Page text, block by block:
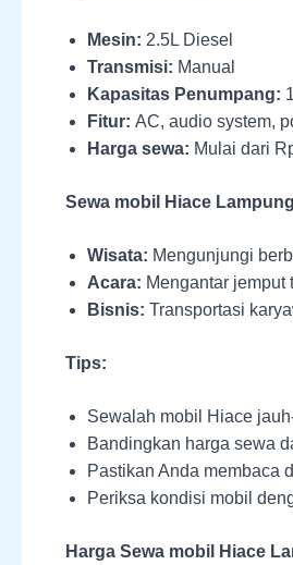
Mesin: 2.5L Diesel
Transmisi: Manual
Kapasitas Penumpang:
Fitur: AC, audio system,
Harga sewa: Mulai dari
Sewa mobil Hiace Lampung
Wisata: Mengunjungi
Acara: Mengantar jemput
Bisnis: Transportasi
Tips:
Sewalah mobil Hiace
Bandingkan harga sewa
Pastikan Anda membaca
Periksa kondisi mobil
Harga Sewa mobil Hiace